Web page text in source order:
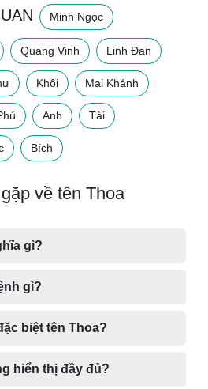
Minh Ngọc
Quang Vinh Linh Đan
Khôi Mai Khánh
Anh Tài
Bích
về tên Thoa
gì?
gì?
biệt tên Thoa?
hiển thị đầy đủ?